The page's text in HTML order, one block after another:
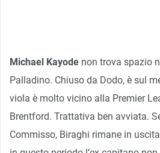
Michael Kayode non trova spazio
Palladino. Chiuso da Dodo, è sul
viola è molto vicino alla Premier
Brentford. Trattativa ben avviata.
Commisso, Biraghi rimane in